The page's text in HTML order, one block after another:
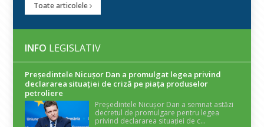
Toate articolele
INFO LEGISLATIV
Președintele Nicuşor Dan a promulgat legea privind
declararea situaţiei de criză pe piaţa produselor
petroliere
Președintele Nicușor Dan a semnat astăzi
decretul de promulgare pentru legea
privind declararea situației de c...